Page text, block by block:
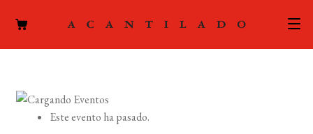
Este evento ha pasado.